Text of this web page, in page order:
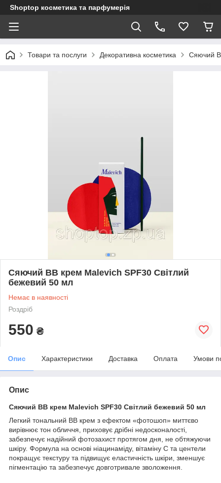
Shoptop косметика та парфумерія
Товари та послуги Декоративна косметика Сяючий
Сяючий ВВ крем Malevich SPF30 Світлий
бежевий 50 мл
Немає в наявності
Роздріб
550 ₴
Опис Характеристики Доставка Оплата Умови
Опис
Сяючий ВВ крем Malevich SPF30 Світлий бежевий 50 мл
Легкий тональний ВВ крем з ефектом «фотошоп» миттєво
вирівнює тон обличчя, приховує дрібні недосконалості,
забезпечує надійний фотозахист протягом дня, не обтяжуючи
шкіру. Формула на основі ніацинаміду, вітаміну С та центели
покращує текстуру та підвищує еластичність шкіри, зменшує
пігментацію та забезпечує довготривале зволоження.